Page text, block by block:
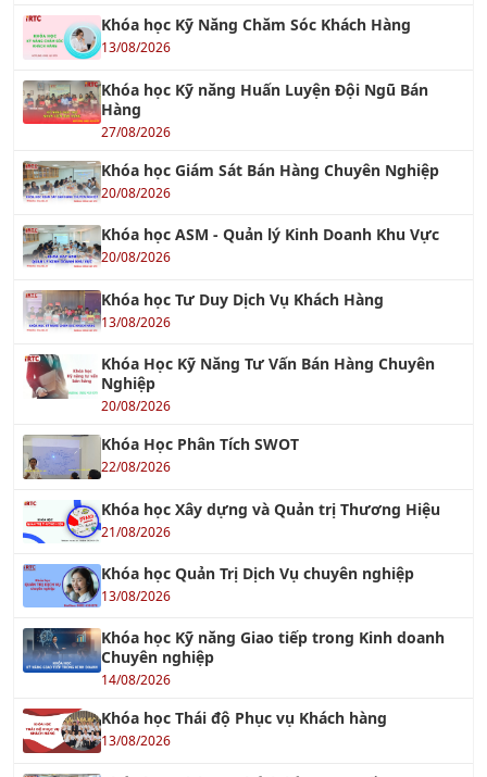
Tư Vấn HACCP - Hệ thống Phân tích Mối nguy
và Kiểm soát Điểm tới hạn
Tư Vấn ISO 22000 - Hệ Thống Quản Lý An Toàn
Thực Phẩm
26/10/2019
TƯ VẤN ISO 13485 : 2016
07/04/2018
Tiêu chuẩn ISO 17025
26/07/2018
TƯ VẤN ISO 15378:2015 - TIÊU CHUẨN MỚI VỀ
GMP CHO VẬT LIỆU BAO GÓI DƯỢC PHẨM
TC ISO 31000 - Quản Lý Rủi Ro
26/07/2018
TƯ VẤN ISO 50001
26/10/2017
Tư vấn Halal - Cơ hội xuất khẩu tới thị trường
Hồi giáo
Tư Vấn Xây Dựng Hệ Thống KPI cho doanh
29/11/2021
TƯ VẤN TÁI CẤU TRÚC DOANH NGHIỆP
TƯ VẤN 5S